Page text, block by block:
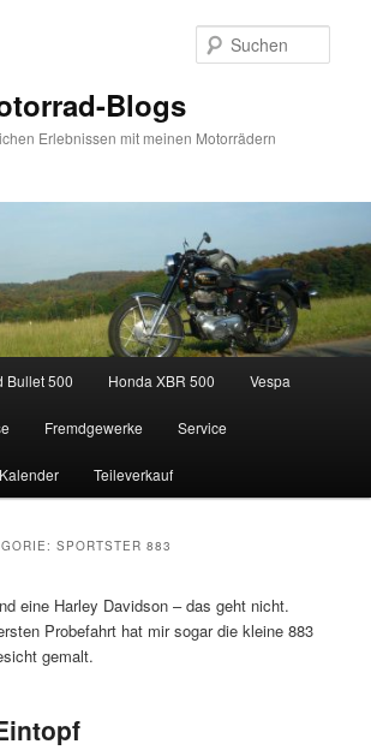
Blogs
Erlebnissen mit meinen Motorrädern
Bullet 500 Honda XBR 500 Vespa
Fremdgewerke Service
Kalender Teileverkauf
SPORTSTER 883
eine Harley Davidson – das geht nicht.
Probefahrt hat mir sogar die kleine 883
gemalt.